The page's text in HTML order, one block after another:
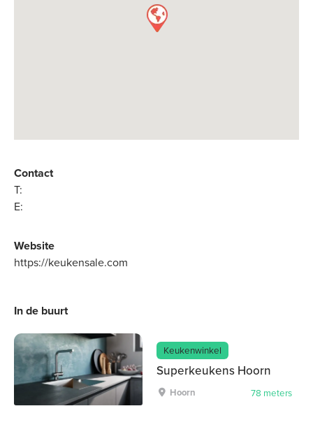
Contact
T:
E:
Website
https://keukensale.com
In de buurt
Keukenwinkel
Superkeukens Hoorn
Hoorn 78 meters